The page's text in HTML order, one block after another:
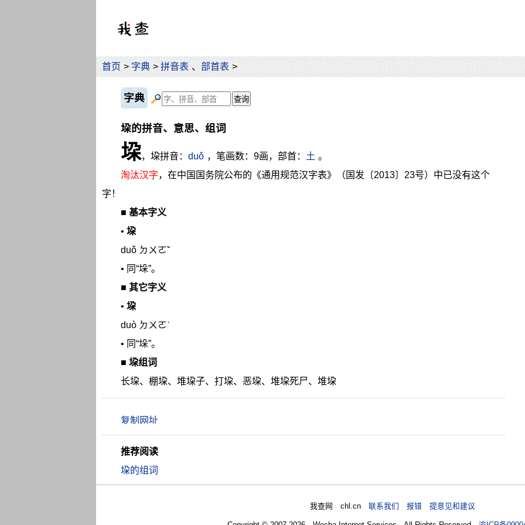
首页 > 字典 > 拼音表 、 部首表 >
字典
垜的拼音、意思、组词
垜，垜拼音： duǒ ，笔画数：9画，部首： 土 。
淘汰汉字，在中国国务院公布的《通用规范汉字表》（国发〔2013〕23号）中已没有这个
字！
■ 基本字义
• 垜
duǒ ㄉㄨㄛˇ
• 同“垛”。
■ 其它字义
• 垜
duò ㄉㄨㄛˋ
• 同“垛”。
■ 垜组词
长垜、棚垜、堆垜子、打垜、恶垜、堆垜死尸、堆垜
推荐阅读
垜的组词
我查网 chl.cn联系我们 报错 提意见和建议